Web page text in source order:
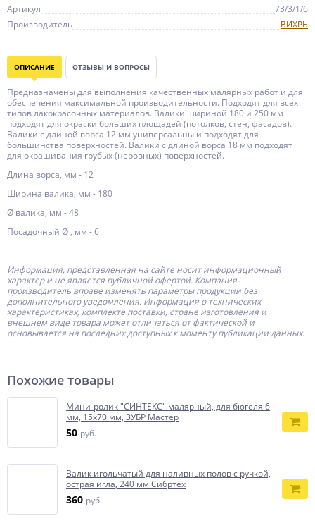
Артикул
73/3/1/6
Производитель
ВИХРЬ
ОПИСАНИЕ ОТЗЫВЫ И ВОПРОСЫ
Предназначены для выполнения качественных малярных работ и для
обеспечения максимальной производительности. Подходят для всех
типов лакокрасочных материалов. Валики шириной 180 и 250 мм
подходят для окраски больших площадей (потолков, стен, фасадов).
Валики с длиной ворса 12 мм универсальны и подходят для
большинства поверхностей. Валики с длиной ворса 18 мм подходят
для окрашивания грубых (неровных) поверхностей.
Длина ворса, мм - 12
Ширина валика, мм - 180
Ø валика, мм - 48
Посадочный Ø , мм - 6
Информация, представленная на сайте носит информационный
характер и не является публичной офертой. Компания-
производитель вправе изменять параметры продукции без
дополнительного уведомления. Информация о технических
характеристиках, комплекте поставки, стране изготовления и
внешнем виде товара может отличаться от фактической и
основывается на последних доступных к моменту публикации данных.
Похожие товары
Мини-ролик ″СИНТЕКС″ малярный, для бюгеля 6
мм, 15х70 мм, ЗУБР Мастер
50 руб.
Валик игольчатый для наливных полов с ручкой,
острая игла, 240 мм Сибртех
360 руб.